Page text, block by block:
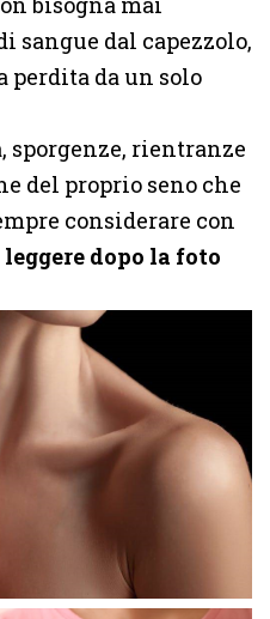
sangue dal capezzolo,
perdita da un solo
sporgenze, rientranze
del proprio seno che
considerare con
dopo la foto